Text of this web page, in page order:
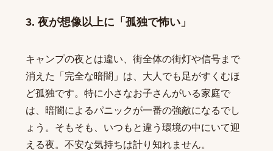
3. 夜が想像以上に「孤独で怖い」
キャンプの夜とは違い、街全体の街灯や信号まで
消えた「完全な暗闇」は、大人でも足がすくむほ
ど孤独です。特に小さなお子さんがいる家庭で
は、暗闇によるパニックが一番の強敵になるでし
ょう。そもそも、いつもと違う環境の中にいて迎
える夜。不安な気持ちは計り知れません。